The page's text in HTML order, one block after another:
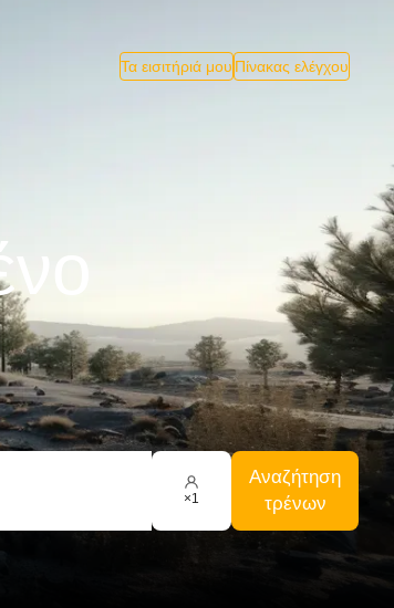
Τα εισιτήριά μου Πίνακας ελέγχου
×1
Αναζήτηση
τρένων